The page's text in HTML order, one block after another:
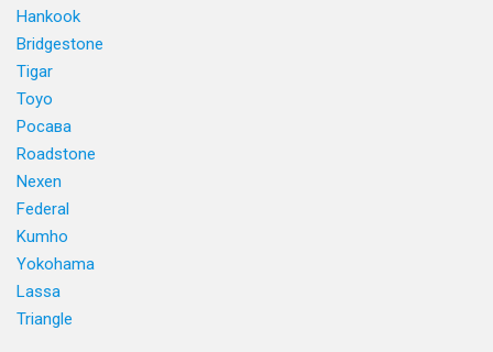
Hankook
Bridgestone
Tigar
Toyo
Росава
Roadstone
Nexen
Federal
Kumho
Yokohama
Lassa
Triangle